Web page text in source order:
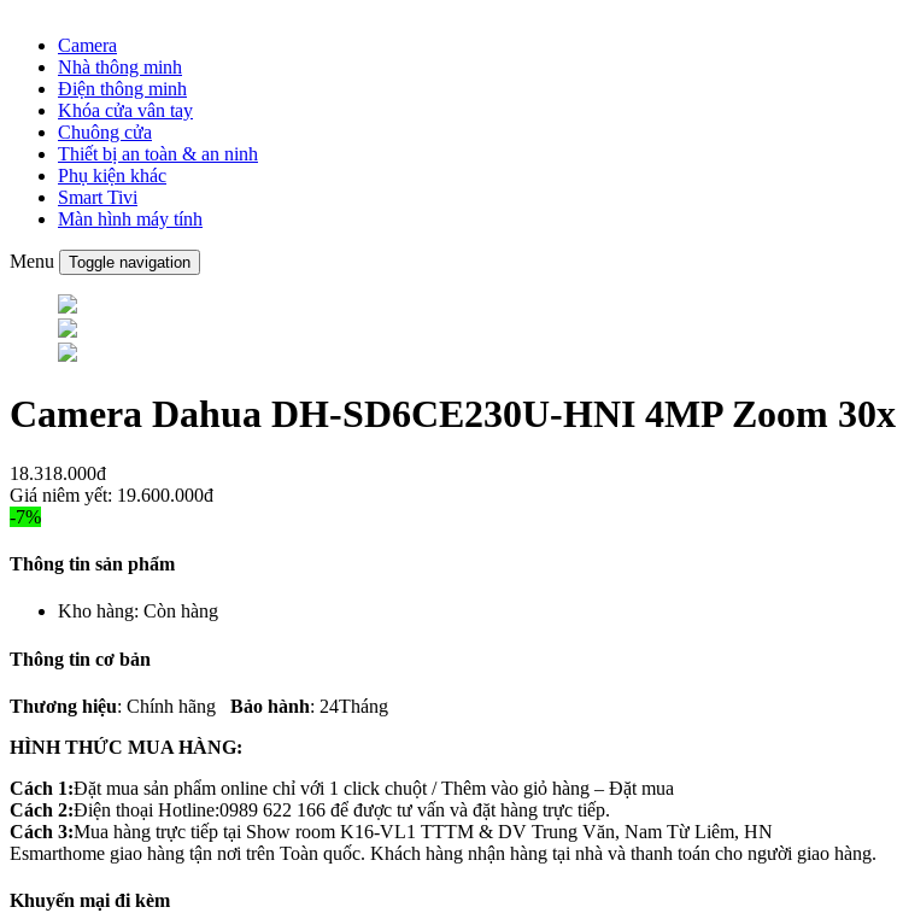
Camera
Nhà thông minh
Điện thông minh
Khóa cửa vân tay
Chuông cửa
Thiết bị an toàn & an ninh
Phụ kiện khác
Smart Tivi
Màn hình máy tính
Menu Toggle navigation
Camera Dahua DH-SD6CE230U-HNI 4MP Zoom 30x
18.318.000đ
Giá niêm yết: 19.600.000đ
-7%
Thông tin sản phẩm
Kho hàng: Còn hàng
Thông tin cơ bản
Thương hiệu: Chính hãng Bảo hành: 24Tháng
HÌNH THỨC MUA HÀNG:
Cách 1:Đặt mua sản phẩm online chỉ với 1 click chuột / Thêm vào giỏ hàng – Đặt mua
Cách 2:Điện thoại Hotline:0989 622 166 để được tư vấn và đặt hàng trực tiếp.
Cách 3:Mua hàng trực tiếp tại Show room K16-VL1 TTTM & DV Trung Văn, Nam Từ Liêm, HN
Esmarthome giao hàng tận nơi trên Toàn quốc. Khách hàng nhận hàng tại nhà và thanh toán cho người giao hàng.
Khuyến mại đi kèm